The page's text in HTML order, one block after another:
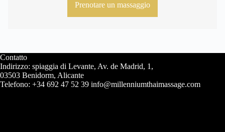
Prenotare un massaggio
Contatto
Indirizzo: spiaggia di Levante, Av. de Madrid, 1,
03503 Benidorm, Alicante
Telefono: +34 692 47 52 39 info@millenniumthaimassage.com